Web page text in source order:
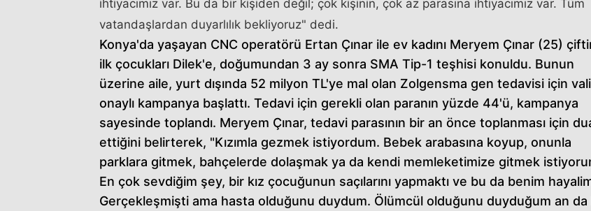
ihtiyacımız var. Bu da bir kişiden değil; çok kişinin, çok az parasına ihtiyacımız var. Tüm
vatandaşlardan duyarlılık bekliyoruz" dedi.
Konya'da yaşayan CNC operatörü Ertan Çınar ile ev kadını Meryem Çınar (25)
ilk çocukları Dilek'e, doğumundan 3 ay sonra SMA Tip-1 teşhisi konuldu. Bunun
üzerine aile, yurt dışında 52 milyon TL'ye mal olan Zolgensma gen tedavisi için
onaylı kampanya başlattı. Tedavi için gerekli olan paranın yüzde 44'ü, kampanya
sayesinde toplandı. Meryem Çınar, tedavi parasının bir an önce toplanması için
ettiğini belirterek, "Kızımla gezmek istiyordum. Bebek arabasına koyup, onunla
parklara gitmek, bahçelerde dolaşmak ya da kendi memleketimize gitmek
En çok sevdiğim şey, bir kız çocuğunun saçılarını yapmaktı ve bu da benim
Gerçekleşmişti ama hasta olduğunu duydum. Ölümcül olduğunu duyduğum an da